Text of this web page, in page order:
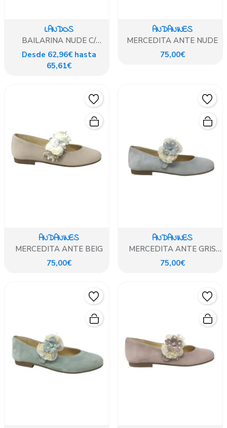
LANDOS
BAILARINA NUDE C/
PULSERA TOBILLO
Desde 62,96€ hasta
65,61€
ANDANINES
MERCEDITA ANTE NUDE
75,00€
ANDANINES
MERCEDITA ANTE BEIG
75,00€
ANDANINES
MERCEDITA ANTE GRIS
ADRIATICO
75,00€